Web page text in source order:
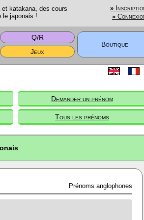
et katakana, des cours
le japonais !
»
»
Q/R
Boutique
Jeux
Demander un prénom
Tous les prénoms
Prénoms anglophones